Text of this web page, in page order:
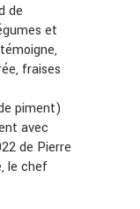
de
et
fraises
piment)
avec
de Pierre
le chef